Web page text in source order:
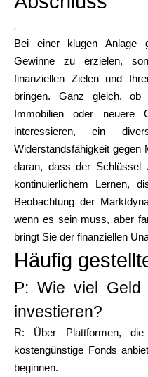
.
Bei einer klugen Anlage
Gewinne zu erzielen,
finanziellen Zielen und
bringen. Ganz gleich,
Immobilien oder neuere
interessieren, ein
Widerstandsfähigkeit gegen
daran, dass der Schlüssel
kontinuierlichem Lernen,
Beobachtung der
wenn es sein muss, aber
bringt Sie der finanziellen
Häufig
P: Wie viel
investieren?
R: Über Plattformen,
kostengünstige Fonds
beginnen.